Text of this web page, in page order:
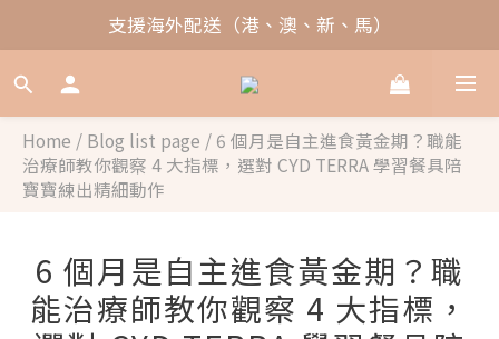
支援海外配送（港、澳、新、馬）
Home / Blog list page / 6 個月是自主進食黃金期？職能
治療師教你觀察 4 大指標，選對 CYD TERRA 學習餐具陪
寶寶練出精細動作
6 個月是自主進食黃金期？職
能治療師教你觀察 4 大指標，